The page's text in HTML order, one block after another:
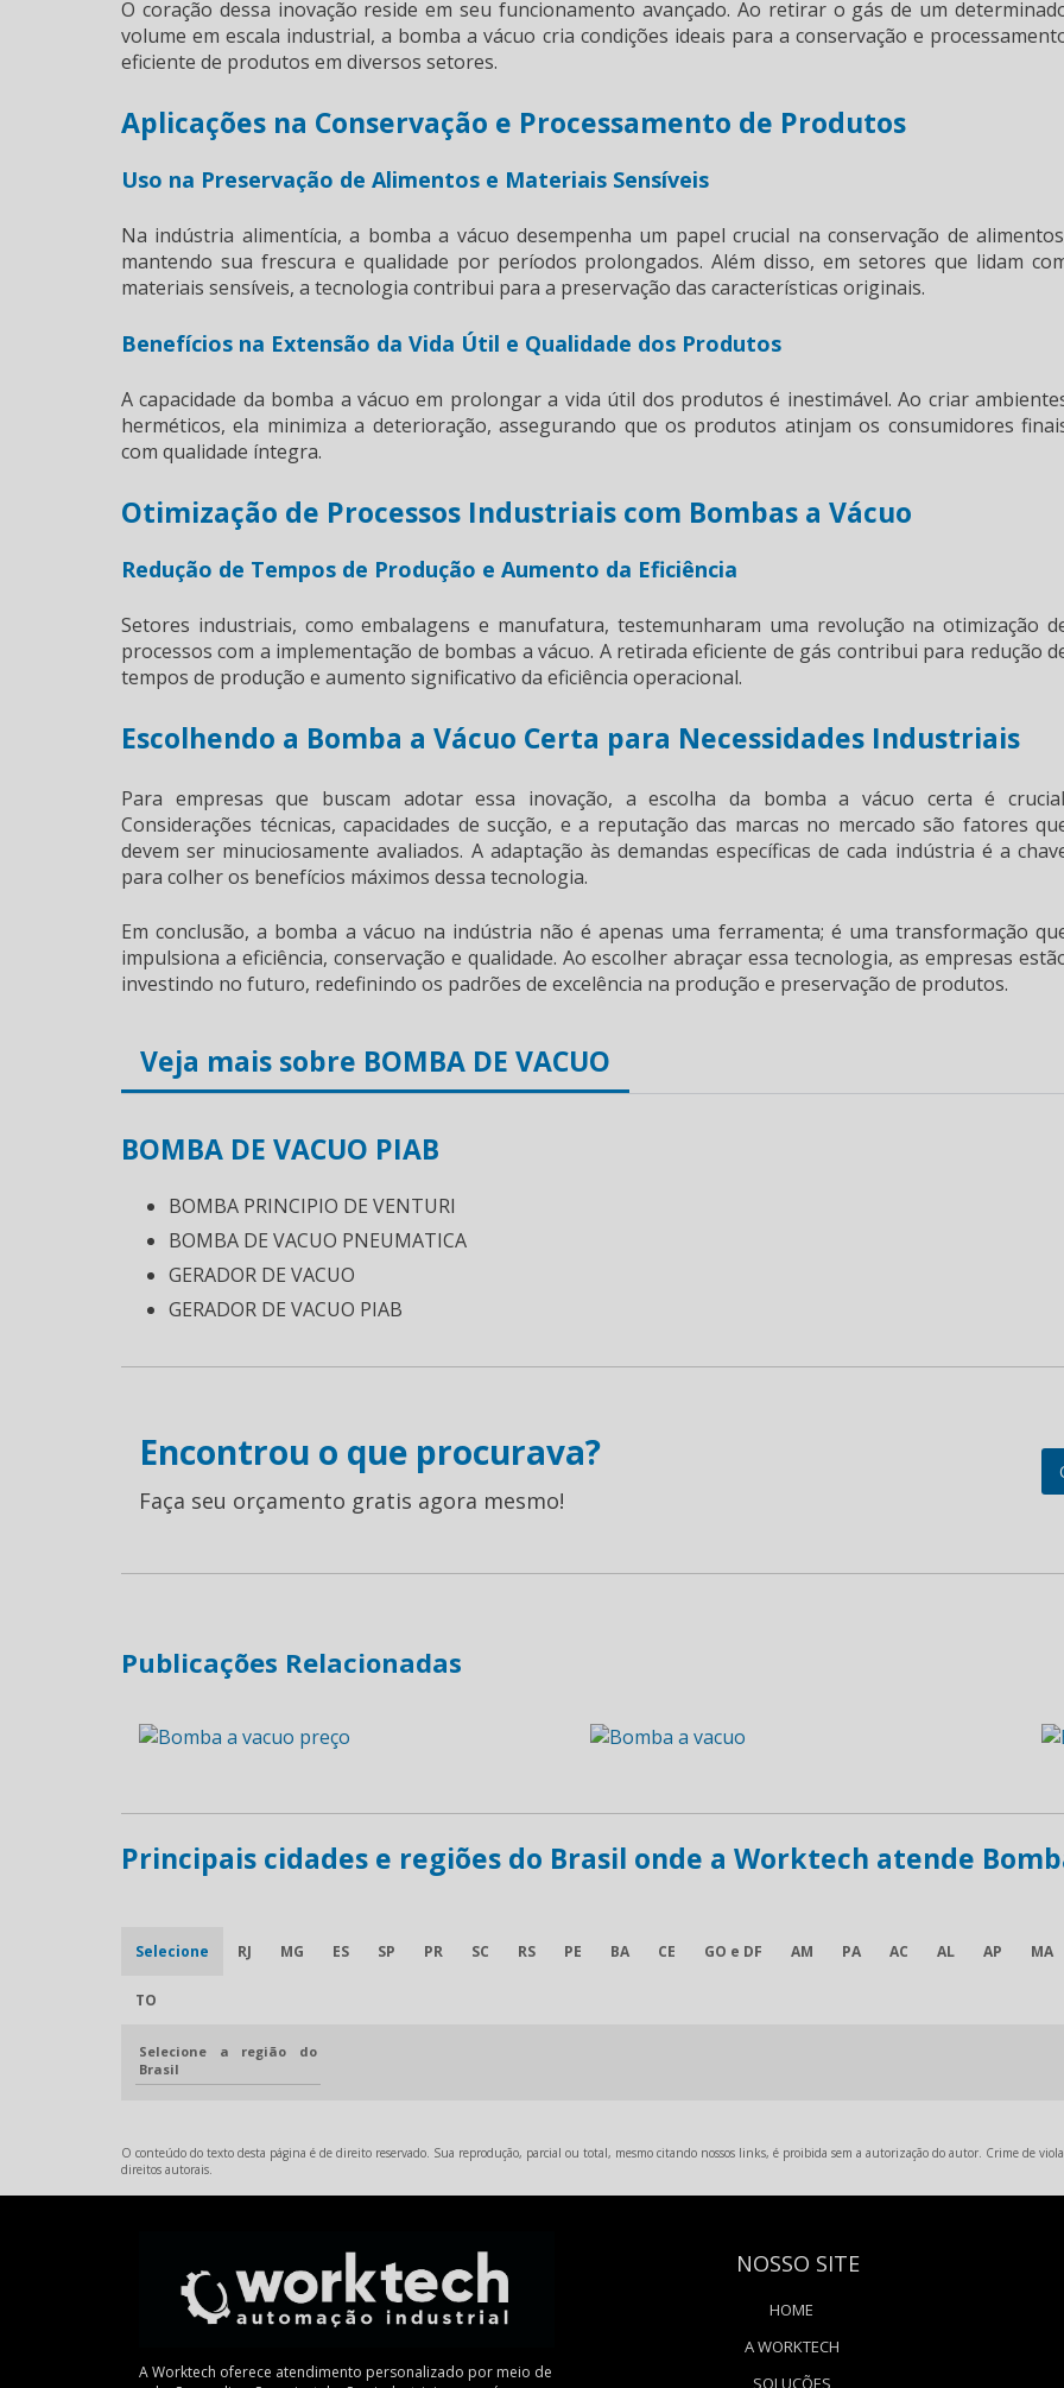
O coração dessa inovação reside em seu funcionamento avançado. Ao retirar o gás de um
volume em escala industrial, a bomba a vácuo cria condições ideais para a conservação e
eficiente de produtos em diversos setores.
Aplicações na Conservação e Processamento de Produtos
Uso na Preservação de Alimentos e Materiais Sensíveis
Na indústria alimentícia, a bomba a vácuo desempenha um papel crucial na conservação de
mantendo sua frescura e qualidade por períodos prolongados. Além disso, em setores que lidam
materiais sensíveis, a tecnologia contribui para a preservação das características originais.
Benefícios na Extensão da Vida Útil e Qualidade dos Produtos
A capacidade da bomba a vácuo em prolongar a vida útil dos produtos é inestimável. Ao criar
herméticos, ela minimiza a deterioração, assegurando que os produtos atinjam os consumidores
com qualidade íntegra.
Otimização de Processos Industriais com Bombas a Vácuo
Redução de Tempos de Produção e Aumento da Eficiência
Setores industriais, como embalagens e manufatura, testemunharam uma revolução na otimização
processos com a implementação de bombas a vácuo. A retirada eficiente de gás contribui para redução
tempos de produção e aumento significativo da eficiência operacional.
Escolhendo a Bomba a Vácuo Certa para Necessidades Industriais
Para empresas que buscam adotar essa inovação, a escolha da bomba a vácuo certa é
Considerações técnicas, capacidades de sucção, e a reputação das marcas no mercado são fatores
devem ser minuciosamente avaliados. A adaptação às demandas específicas de cada indústria é a
para colher os benefícios máximos dessa tecnologia.
Em conclusão, a bomba a vácuo na indústria não é apenas uma ferramenta; é uma transformação
impulsiona a eficiência, conservação e qualidade. Ao escolher abraçar essa tecnologia, as empresas
investindo no futuro, redefinindo os padrões de excelência na produção e preservação de produtos.
Veja mais sobre BOMBA DE VACUO
BOMBA DE VACUO PIAB
BOMBA PRINCIPIO DE VENTURI
BOMBA DE VACUO PNEUMATICA
GERADOR DE VACUO
GERADOR DE VACUO PIAB
Encontrou o que procurava?
Faça seu orçamento gratis agora mesmo!
Publicações Relacionadas
Principais cidades e regiões do Brasil onde a Worktech atende
Selecione RJ MG ES SP PR SC RS PE BA CE GO e DF AM PA AC AL AP MA
TO
Selecione a região do
Brasil
O conteúdo do texto desta página é de direito reservado. Sua reprodução, parcial ou total, mesmo citando nossos links, é proibida sem a autorização do autor. Crime de
direitos autorais
A Worktech oferece atendimento personalizado por meio de
NOSSO SITE
HOME
A WORKTECH
SOLUÇÕES